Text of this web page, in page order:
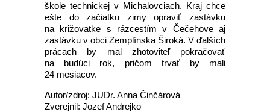
škole technickej v Michalovciach. Kraj chce
ešte do začiatku zimy opraviť zastávku
na križovatke s rázcestím v Čečehove aj
zastávku v obci Zemplínska Široká. V ďalších
prácach by mal zhotoviteľ pokračovať
na budúci rok, pričom trvať by mali
24 mesiacov.
Autor/zdroj: JUDr. Anna Činčárová
Zverejnil: Jozef Andrejko